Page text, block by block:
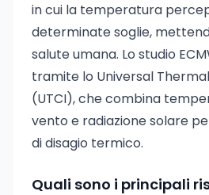
in cui la temperatura
determinate soglie,
salute umana. Lo studio
tramite lo Universal
(UTCI), che combina
vento e radiazione solare
di disagio termico.
Quali sono i principali